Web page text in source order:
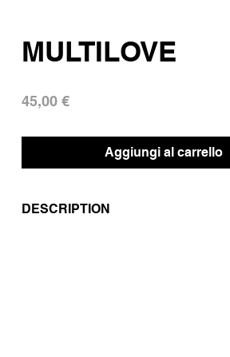
MULTILOVE
45,00 €Prezzo
Aggiungi al carrello
DESCRIPTION